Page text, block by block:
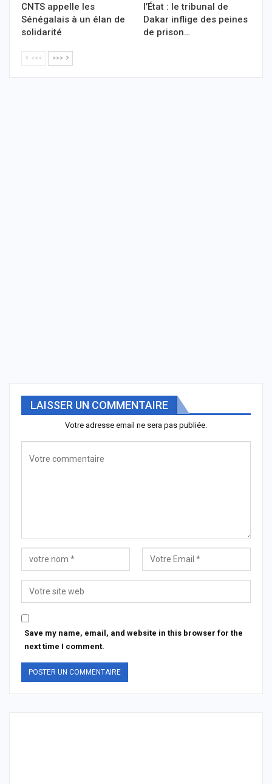
CNTS appelle les
Sénégalais à un élan de
solidarité
l’État : le tribunal de
Dakar inflige des peines
de prison…
<<< >>>
LAISSER UN COMMENTAIRE
Votre adresse email ne sera pas publiée.
Save my name, email, and website in this browser for the
next time I comment.